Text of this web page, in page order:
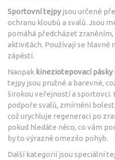
Sportovní tejpyjsou určené
ochranu kloubů a svalů. Jsou
pomáhá předcházet
aktivitách. Používají se hlavně
zápěstí.
Naopak kineziotepovací pásky
tejpy jsou pružné a barevné,
širokou veřejností a sportovci.
podpoře svalů, zmírnění
což urychluje regeneraci po
pokud hledáte něco, co vám
by to výrazně omezilo pohyb.
Další kategorií jsou speciální